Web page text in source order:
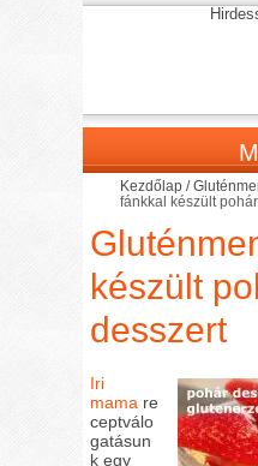
Kezdőlap /
fánkkal készült
készült
desszert
Iri
mama re
ceptválo
gatásun
k egy